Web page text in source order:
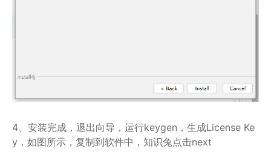
4、安装完成，退出向导，运行keygen，生成License Ke
y，如图所示，复制到软件中，知识兔点击next